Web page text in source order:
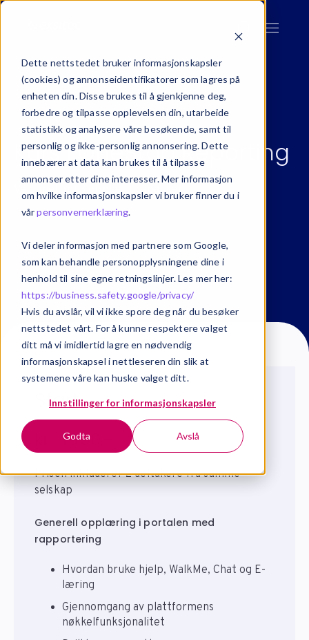
Dette nettstedet bruker informasjonskapsler
(cookies) og annonseidentifikatorer som lagres på
enheten din. Disse brukes til å gjenkjenne deg,
forbedre og tilpasse opplevelsen din, utarbeide
statistikk og analysere våre besøkende, samt til
personlig og ikke-personlig annonsering. Dette
innebærer at data kan brukes til å tilpasse
annonser etter dine interesser. Mer informasjon
om hvilke informasjonskapsler vi bruker finner du i
vårpersonvernerklæring.
Vi deler informasjon med partnere som Google,
som kan behandle personopplysningene dine i
henhold til sine egne retningslinjer. Les mer her:
https://business.safety.google/privacy/
Hvis du avslår, vil vi ikke spore deg når du besøker
nettstedet vårt. For å kunne respektere valget
ditt må vi imidlertid lagre en nødvendig
informasjonskapsel i nettleseren din slik at
systemene våre kan huske valget ditt.
Innstillinger for informasjonskapsler
Godta Avslå
Kurs i OneStop Reporting
Velg mellom 3 opplæringspakker.
Start
kr. 4990,-
Prisen inkluderer 2 deltakere fra samme
selskap
Generell opplæring i portalen med
rapportering
Hvordan bruke hjelp, WalkMe, Chat og E-
læring
Gjennomgang av plattformens
nøkkelfunksjonalitet